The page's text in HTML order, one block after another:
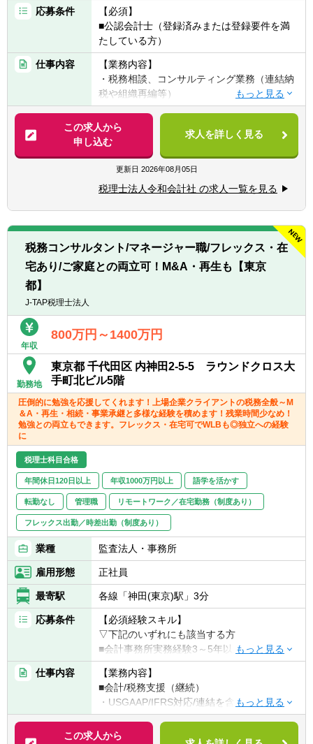
応募条件
【必須】
■公認会計士（登録済みまたは登録要件を満
たしている方）
仕事内容
【業務内容】
・税務相談、コンサルティング業務（連結納
税や組織再編等）
・税金計算
・各種税務申告書作成
・年末調整、確定申告業務
・法人設立に関する手続き及び届出
・M＆A業務（税務DD等）
様々な企業の税務業務を通し幅広い経験が積
めます。
※税務関連の業務100％となります。
【同社で働くポイント】
・大手・上場企業の税務を経験することがで
きます。
この求人から
申し込む
求人を詳しく見る
更新日 2026年08月05日
税理士法人令和会計社 の求人一覧を見る
税務コンサルタント/マネージャー職/フレックス・在
宅あり/ご家庭との両立可！M&A・再生も【東京
都】
J-TAP税理士法人
年収
800万円～1400万円
勤務地
東京都 千代田区 内神田2-5-5 ラウンドクロス大
手町北ビル5階
圧倒的に勉強を応援してくれます！上場企業クライアントの税務全般～M
＆A・再生・相続・事業承継と多様な経験を積めます！残業時間少なめ！
勉強との両立もできます。フレックス・在宅可でWLBも◎独立への経験
に
税理士科目合格
年間休日120日以上 年収1000万円以上 語学を活かす
転勤なし 管理職 リモートワーク／在宅勤務（制度あり）
フレックス出勤／時差出勤（制度あり）
業種 監査法人・事務所
雇用形態 正社員
最寄駅 各線「神田(東京)駅」3分
応募条件
【必須経験スキル】
▽下記のいずれにも該当する方
■会計事務所実務経験3～5年以上（法人税申
告書作成経験必須）
■税理士試験の3科目合格者以上（簿財+法人
or消費or相続）or公認会計士
【歓迎要件】
■金融業界経験のある方
仕事内容
【業務内容】
■会計/税務支援（継続）
・USGAAP/IFRS対応/連結を含む決算業務
・各種任意/法定監査
・税務顧問（税務相談）
この求人から